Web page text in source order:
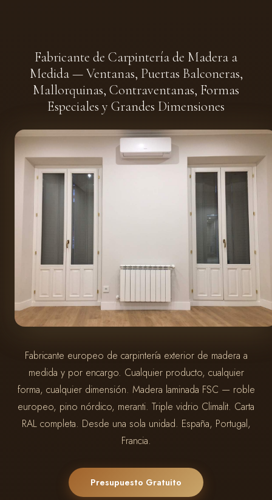
Fabricante de Carpintería de Madera a
Medida — Ventanas, Puertas Balconeras,
Mallorquinas, Contraventanas, Formas
Especiales y Grandes Dimensiones
Fabricante europeo de carpintería exterior de madera a
medida y por encargo. Cualquier producto, cualquier
forma, cualquier dimensión. Madera laminada FSC — roble
europeo, pino nórdico, meranti. Triple vidrio Climalit. Carta
RAL completa. Desde una sola unidad. España, Portugal,
Francia.
Presupuesto Gratuito